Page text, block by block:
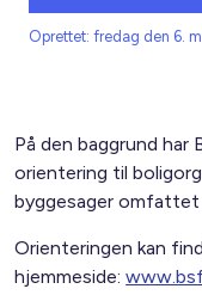
Oprettet: fredag den 6.
På den baggrund har
orientering til
byggesager omfattet
Orienteringen kan
hjemmeside: